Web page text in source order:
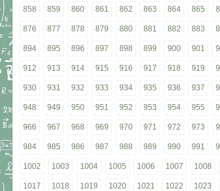
858 859 860 861 862 863 864 865
876 877 878 879 880 881 882 883
894 895 896 897 898 899 900 901
912 913 914 915 916 917 918 919
930 931 932 933 934 935 936 937
948 949 950 951 952 953 954 955
966 967 968 969 970 971 972 973
984 985 986 987 988 989 990 991
1002 1003 1004 1005 1006 1007 1008
1017 1018 1019 1020 1021 1022 1023